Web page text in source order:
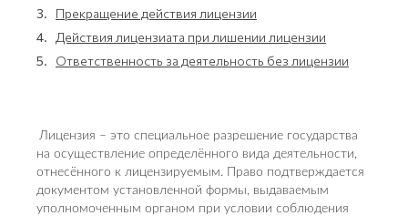
3.
Прекращение действия лицензии
4.
Действия лицензиата при лишении лицензии
5.
Ответственность за деятельность без лицензии
Лицензия – это специальное разрешение государства
на осуществление определённого вида деятельности,
отнесённого к лицензируемым. Право подтверждается
документом установленной формы, выдаваемым
уполномоченным органом при условии соблюдения